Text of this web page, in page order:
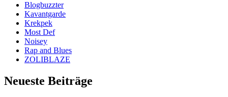
Blogbuzzter
Kavantgarde
Krekpek
Most Def
Noisey
Rap and Blues
ZOLIBLAZE
Neueste Beiträge